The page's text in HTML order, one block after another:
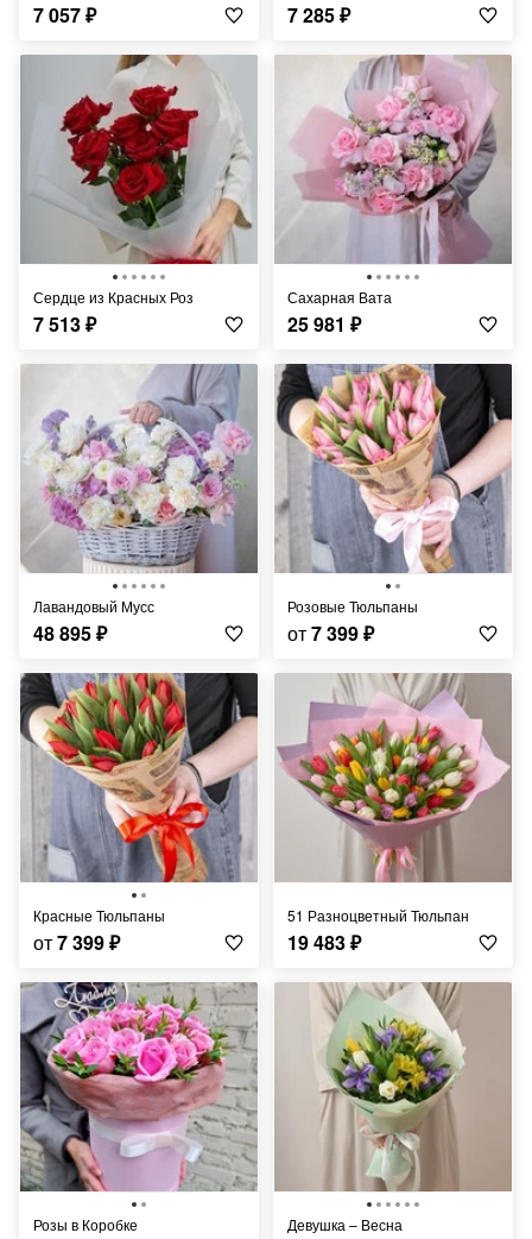
7 057₽ 7 285₽
Сердце из Красных Роз
7 513₽
Сахарная Вата
25 981 ₽
Лавандовый Мусс
48 895₽
Розовые Тюльпаны
от7 399₽
Красные Тюльпаны
от7 399₽
51 Разноцветный Тюльпан
19 483₽
Розы в Коробке Девушка – Весна